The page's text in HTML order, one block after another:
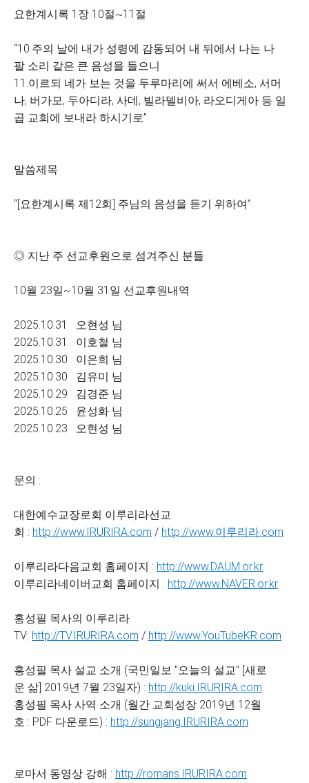
요한계시록 1장 10절~11절
“10.주의 날에 내가 성령에 감동되어 내 뒤에서 나는 나
팔 소리 같은 큰 음성을 들으니
11.이르되 네가 보는 것을 두루마리에 써서 에베소, 서머
나, 버가모, 두아디라, 사데, 빌라델비아, 라오디게아 등 일
곱 교회에 보내라 하시기로”
말씀제목
“[요한계시록 제12회] 주님의 음성을 듣기 위하여”
◎ 지난 주 선교후원으로 섬겨주신 분들
10월 23일~10월 31일 선교후원내역
2025.10.31 오현성 님
2025.10.31 이호철 님
2025.10.30 이은희 님
2025.10.30 김유미 님
2025.10.29 김경준 님
2025.10.25 윤성화 님
2025.10.23 오현성 님
문의 :
대한예수교장로회 이루리라선교
회 : http://www.IRURIRA.com / http://www.이루리라.com
이루리라다음교회 홈페이지 : http://www.DAUM.or.kr
이루리라네이버교회 홈페이지 : http://www.NAVER.or.kr
홍성필 목사의 이루리라
TV: http://TV.IRURIRA.com / http://www.YouTubeKR.com
홍성필 목사 설교 소개 (국민일보 "오늘의 설교" [새로
운 삶] 2019년 7월 23일자) : http://kuki.IRURIRA.com
홍성필 목사 사역 소개 (월간 교회성장 2019년 12월
호 : PDF 다운로드) : http://sungjang.IRURIRA.com
로마서 동영상 강해 : http://romans.IRURIRA.com